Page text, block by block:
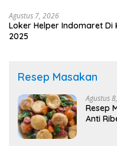
Agustus 7, 2026
Loker Helper Indomaret Di
2025
Resep Masakan
Agustus
Resep
Anti